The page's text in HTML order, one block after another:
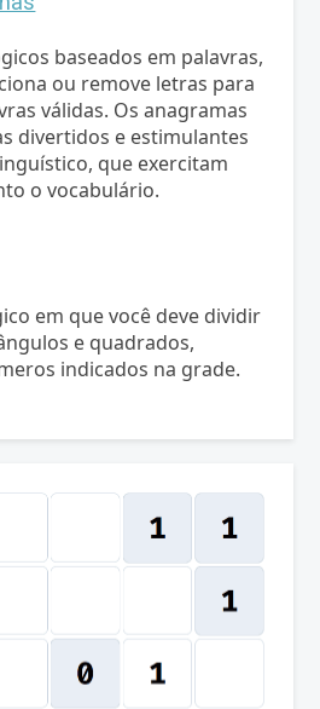
baseados em palavras,
ou remove letras para
válidas. Os anagramas
divertidos e estimulantes
que exercitam
o vocabulário.
em que você deve dividir
e quadrados,
indicados na grade.